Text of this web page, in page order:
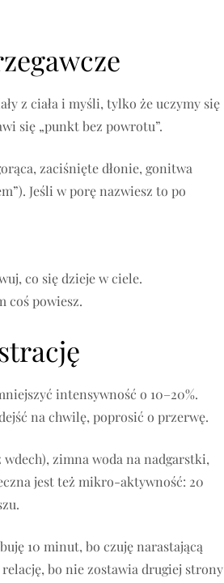
z ciała i myśli, tylko że uczymy się
się „punkt bez powrotu”.
zaciśnięte dłonie, gonitwa
Jeśli w porę nazwiesz to po
co się dzieje w ciele.
coś powiesz.
intensywność o 10–20%.
na chwilę, poprosić o przerwę.
zimna woda na nadgarstki,
jest też mikro-aktywność: 20
10 minut, bo czuję narastającą
bo nie zostawia drugiej strony